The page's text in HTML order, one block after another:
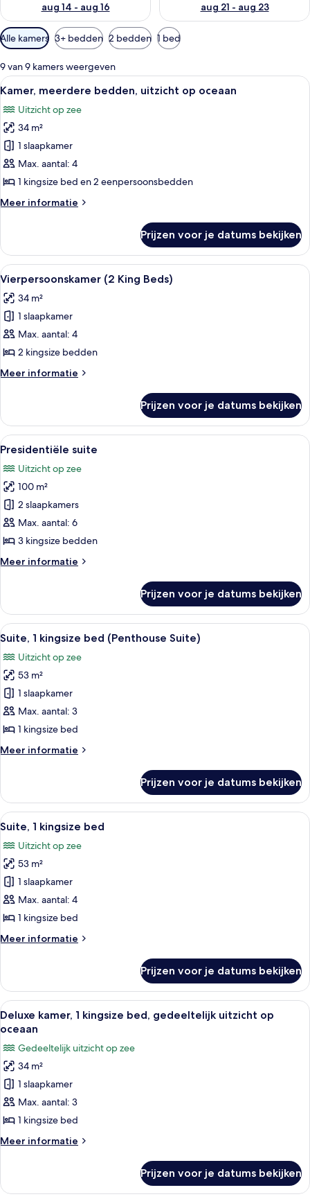
aug 14 - aug 16
aug 21 - aug 23
Beschikbare
filters
voor
kamers
Alle kamers 3+ bedden 2 bedden 1 bed
9 van 9 kamers weergeven
Alle
foto's
voor
Kamer,
meerdere
bedden,
uitzicht
oceaan
Hotelkamer met twee bedden, een
9
Kamer, meerdere bedden, uitzicht op oceaan
Uitzicht op zee
34 m²
1 slaapkamer
Max. aantal: 4
1 kingsize bed en 2 eenpersoonsbedden
Meer informatie
Meer
meerdere
bedden,
uitzicht
oceaan
Prijzen voor je datums bekijken
Alle
foto's
voor
Vierpersoonskamer
(2
King
Beds)
laden
Hotelkamer met twee bedden, een
9
Vierpersoonskamer (2 King Beds)
34 m²
1 slaapkamer
Max. aantal: 4
2 kingsize bedden
Meer informatie
Meer
(2
King
Beds)
Prijzen voor je datums bekijken
Alle
foto's
voor
Presidentiële
suite
laden
Zwembad op het dak met
14
Presidentiële suite
Uitzicht op zee
100 m²
2 slaapkamers
Max. aantal: 6
3 kingsize bedden
Meer informatie
Meer
suite
Prijzen voor je datums bekijken
Alle
foto's
voor
Suite,
kingsize
bed
Suite)
Een hotelkamer met een bed, een
12
Suite, 1 kingsize bed (Penthouse Suite)
Uitzicht op zee
53 m²
1 slaapkamer
Max. aantal: 3
1 kingsize bed
Meer informatie
Meer
1
kingsize
bed
Suite)
Prijzen voor je datums bekijken
Alle
foto's
voor
Suite,
kingsize
bed
Suite, 1 kingsize bed | Donzen
6
Suite, 1 kingsize bed
Uitzicht op zee
53 m²
1 slaapkamer
Max. aantal: 4
1 kingsize bed
Meer informatie
Meer
1
kingsize
bed
Prijzen voor je datums bekijken
Alle
foto's
Deluxe
kamer,
kingsize
bed,
gedeeltelijk
uitzicht
oceaan
Een moderne hotelkamer met een
11
Deluxe kamer, 1 kingsize bed, gedeeltelijk uitzicht op
oceaan
Gedeeltelijk uitzicht op zee
34 m²
1 slaapkamer
Max. aantal: 3
1 kingsize bed
Meer informatie
Meer
kamer,
Prijzen voor je datums bekijken